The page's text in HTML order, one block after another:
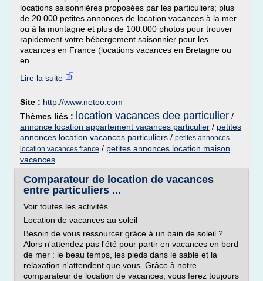
locations saisonnières proposées par les particuliers; plus
de 20.000 petites annonces de location vacances à la mer
ou à la montagne et plus de 100.000 photos pour trouver
rapidement votre hébergement saisonnier pour les
vacances en France (locations vacances en Bretagne ou
en...
Lire la suite
Site : http://www.netoo.com
Thèmes liés : location vacances dee particulier /
annonce location appartement vacances particulier / petites
annonces location vacances particuliers / petites annonces
location vacances france / petites annonces location maison
vacances
Comparateur de location de vacances
entre particuliers ...
Voir toutes les activités
Location de vacances au soleil
Besoin de vous ressourcer grâce à un bain de soleil ?
Alors n'attendez pas l'été pour partir en vacances en bord
de mer : le beau temps, les pieds dans le sable et la
relaxation n'attendent que vous. Grâce à notre
comparateur de location de vacances, vous ferez toujours